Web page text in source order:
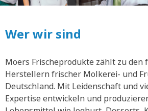
Wer wir sind
Moers Frischeprodukte zählt zu den
Herstellern frischer Molkerei- und
Deutschland. Mit Leidenschaft und
Expertise entwickeln und